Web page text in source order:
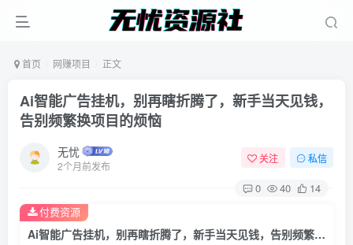
首页 网赚项目 正文
Ai智能广告挂机，别再瞎折腾了，新手当天见钱，
告别频繁换项目的烦恼
无忧
2个月前发布
关注 私信
0 40 14
Ai智能广告挂机，别再瞎折腾了，新手当天见钱，告别频繁换项目的烦恼
付费资源